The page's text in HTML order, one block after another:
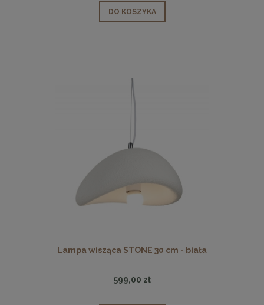
DO KOSZYKA
Lampa wisząca STONE 30 cm - biała
599,00 zł